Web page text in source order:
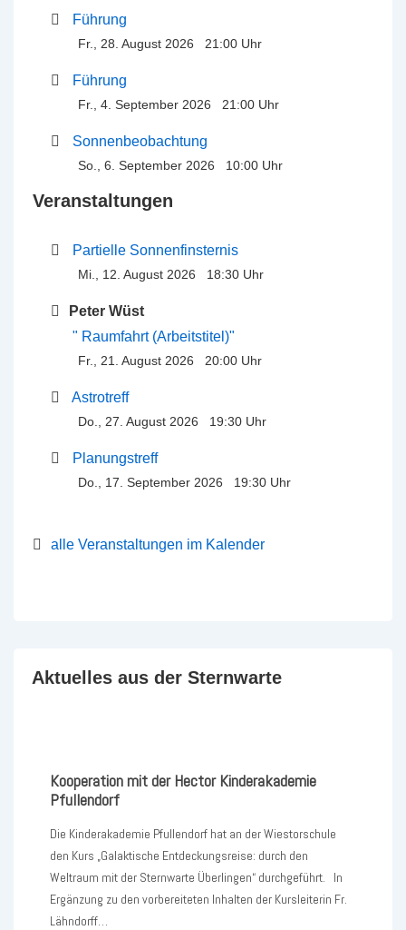
Führung
Fr., 28. August 2026 21:00 Uhr
Führung
Fr., 4. September 2026 21:00 Uhr
Sonnenbeobachtung
So., 6. September 2026 10:00 Uhr
Veranstaltungen
Partielle Sonnenfinsternis
Mi., 12. August 2026 18:30 Uhr
Peter Wüst
" Raumfahrt (Arbeitstitel)"
Fr., 21. August 2026 20:00 Uhr
Astrotreff
Do., 27. August 2026 19:30 Uhr
Planungstreff
Do., 17. September 2026 19:30 Uhr
alle Veranstaltungen im Kalender
Aktuelles aus der Sternwarte
Kooperation mit der Hector Kinderakademie
Pfullendorf
Die Kinderakademie Pfullendorf hat an der Wiestorschule
den Kurs „Galaktische Entdeckungsreise: durch den
Weltraum mit der Sternwarte Überlingen“ durchgeführt. In
Ergänzung zu den vorbereiteten Inhalten der Kursleiterin Fr.
Lähndorff…